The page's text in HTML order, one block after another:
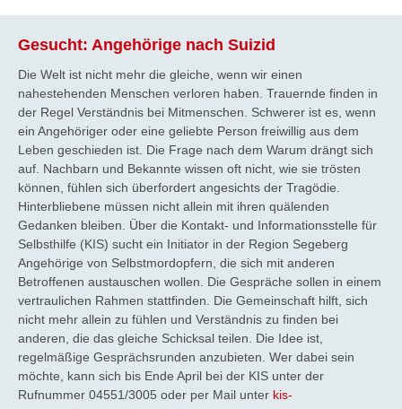
Gesucht: Angehörige nach Suizid
Die Welt ist nicht mehr die gleiche, wenn wir einen
nahestehenden Menschen verloren haben. Trauernde finden in
der Regel Verständnis bei Mitmenschen. Schwerer ist es, wenn
ein Angehöriger oder eine geliebte Person freiwillig aus dem
Leben geschieden ist. Die Frage nach dem Warum drängt sich
auf. Nachbarn und Bekannte wissen oft nicht, wie sie trösten
können, fühlen sich überfordert angesichts der Tragödie.
Hinterbliebene müssen nicht allein mit ihren quälenden
Gedanken bleiben. Über die Kontakt- und Informationsstelle für
Selbsthilfe (KIS) sucht ein Initiator in der Region Segeberg
Angehörige von Selbstmordopfern, die sich mit anderen
Betroffenen austauschen wollen. Die Gespräche sollen in einem
vertraulichen Rahmen stattfinden. Die Gemeinschaft hilft, sich
nicht mehr allein zu fühlen und Verständnis zu finden bei
anderen, die das gleiche Schicksal teilen. Die Idee ist,
regelmäßige Gesprächsrunden anzubieten. Wer dabei sein
möchte, kann sich bis Ende April bei der KIS unter der
Rufnummer 04551/3005 oder per Mail unter kis-